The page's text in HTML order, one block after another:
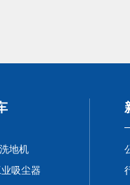
地机
吸尘器